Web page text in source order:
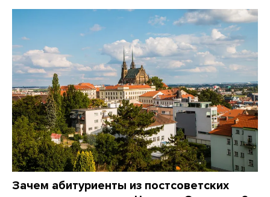
Зачем абитуриенты из постсоветских